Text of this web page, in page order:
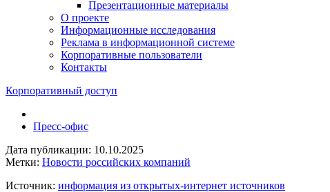
Презентационные материалы
О проекте
Информационные исследования
Реклама в информационной системе
Корпоративные пользователи
Контакты
Корпоративный доступ
Пресс-офис
Дата публикации: 10.10.2025
Метки: Новости российских компаний
Источник: информация из открытых-интернет источников